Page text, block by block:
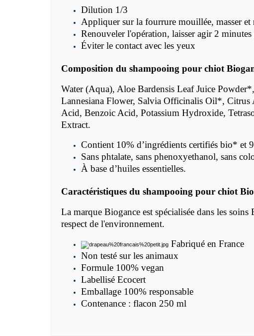
Dilution 1/3
Appliquer sur la fourrure mouillée, masser et
Renouveler l'opération, laisser agir 2
Éviter le contact avec les yeux
Composition du shampooing pour chiot
Water (Aqua), Aloe Bardensis Leaf Juice
Lannesiana Flower, Salvia Officinalis Oil*,
Acid, Benzoic Acid, Potassium Hydroxide,
Extract.
Contient 10% d’ingrédients certifiés bio* et
Sans phtalate, sans phenoxyethanol, sans
À base d’huiles essentielles.
Caractéristiques du shampooing pour chiot
La marque Biogance est spécialisée dans les
respect de l'environnement.
Fabriqué en France
Non testé sur les animaux
Formule 100% vegan
Labellisé Ecocert
Emballage 100% responsable
Contenance : flacon 250 ml